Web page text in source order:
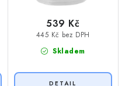
Skladem
445 Kč bez DPH
539 Kč